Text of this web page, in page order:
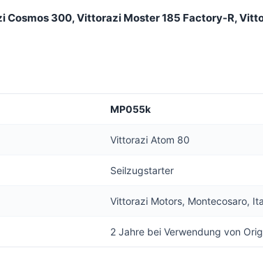
Cosmos 300, Vittorazi Moster 185 Factory-R,
MP055k
Vittorazi Atom 80
Seilzugstarter
Vittorazi Motors, Montecosaro,
2 Jahre bei Verwendung von